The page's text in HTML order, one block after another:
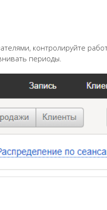
контролируйте
периоды.